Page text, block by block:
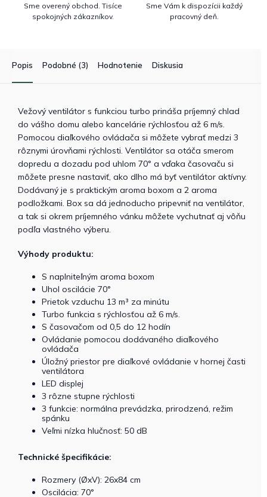
Sme overený obchod. Tisíce
spokojných zákazníkov.
Sme Vám k dispozícii každý
pracovný deň.
Popis Podobné (3) Hodnotenie Diskusia
Vežový ventilátor s funkciou turbo prináša príjemný chlad
do vášho domu alebo kancelárie rýchlosťou až 6 m/s.
Pomocou diaľkového ovládača si môžete vybrať medzi 3
rôznymi úrovňami rýchlosti. Ventilátor sa otáča smerom
dopredu a dozadu pod uhlom 70° a vďaka časovaču si
môžete presne nastaviť, ako dlho má byť ventilátor aktívny.
Dodávaný je s praktickým aroma boxom a 2 aroma
podložkami. Box sa dá jednoducho pripevniť na ventilátor,
a tak si okrem príjemného vánku môžete vychutnať aj vôňu
podľa vlastného výberu.
Výhody produktu:
S naplniteľným aroma boxom
Uhol oscilácie 70°
Prietok vzduchu 13 m³ za minútu
Turbo funkcia s rýchlosťou až 6 m/s.
S časovačom od 0,5 do 12 hodín
Ovládanie pomocou dodávaného diaľkového
ovládača
Úložný priestor pre diaľkové ovládanie v hornej časti
ventilátora
LED displej
3 rôzne stupne rýchlosti
3 funkcie: normálna prevádzka, prirodzená, režim
spánku
Veľmi nízka hlučnosť: 50 dB
Technické špecifikácie:
Rozmery (ØxV): 26x84 cm
Oscilácia: 70°